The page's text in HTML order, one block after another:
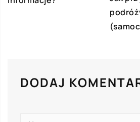
DODAJ